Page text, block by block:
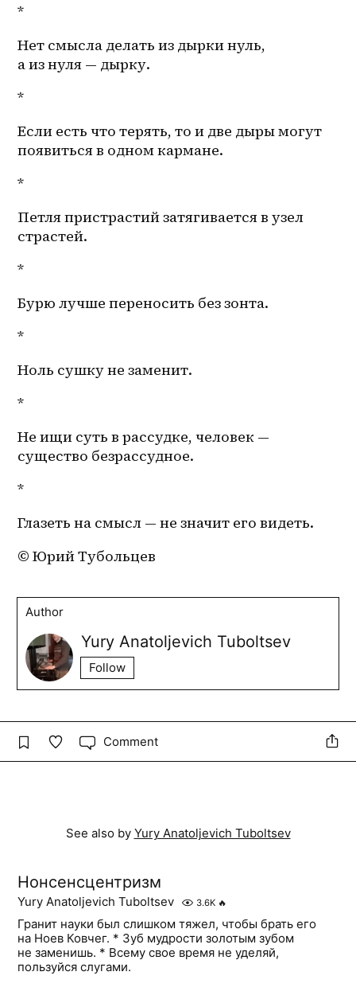
*
Нет смысла делать из дырки нуль,
а из нуля — дырку.
*
Если есть что терять, то и две дыры могут
появиться в одном кармане.
*
Петля пристрастий затягивается в узел
страстей.
*
Бурю лучше переносить без зонта.
*
Ноль сушку не заменит.
*
Не ищи суть в рассудке, человек —
существо безрассудное.
*
Глазеть на смысл — не значит его видеть.
© Юрий Тубольцев
Author
Yury Anatoljevich Tuboltsev
Follow
Comment
See also by Yury Anatoljevich Tuboltsev
Нонсенсцентризм
Yury Anatoljevich Tuboltsev 3.6K 🔥
Гранит науки был слишком тяжел, чтобы брать его
на Ноев Ковчег. * Зуб мудрости золотым зубом
не заменишь. * Всему свое время не уделяй,
пользуйся слугами.